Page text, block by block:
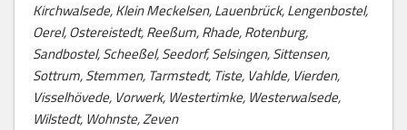
Kirchwalsede, Klein Meckelsen, Lauenbrück, Lengenbostel,
Oerel, Ostereistedt, Reeßum, Rhade, Rotenburg,
Sandbostel, Scheeßel, Seedorf, Selsingen, Sittensen,
Sottrum, Stemmen, Tarmstedt, Tiste, Vahlde, Vierden,
Visselhövede, Vorwerk, Westertimke, Westerwalsede,
Wilstedt, Wohnste, Zeven